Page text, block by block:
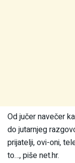
Od jučer navečer
do jutarnjeg
prijatelji, ovi-oni,
to…, piše net.hr.